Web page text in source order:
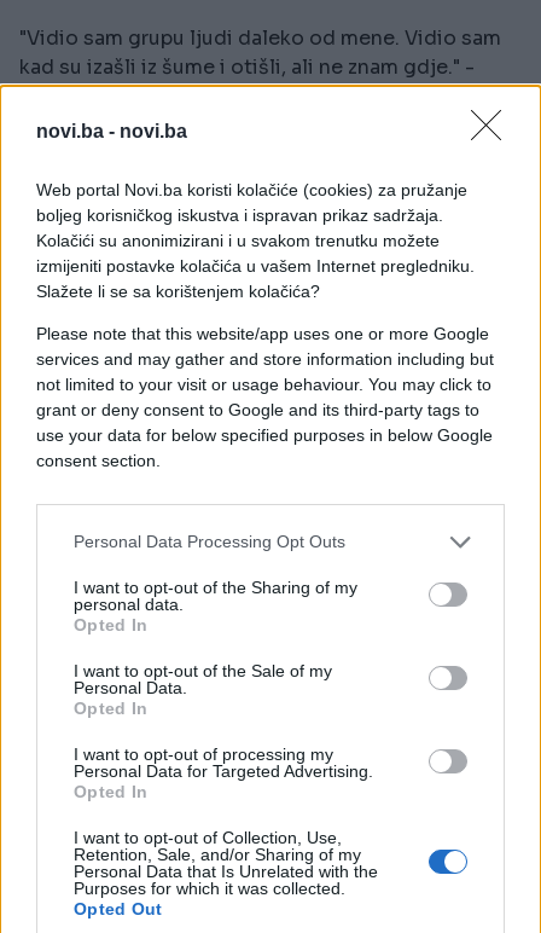
novi.ba - novi.ba
Web portal Novi.ba koristi kolačiće (cookies) za pružanje
boljeg korisničkog iskustva i ispravan prikaz sadržaja.
Kolačići su anonimizirani i u svakom trenutku možete
izmijeniti postavke kolačića u vašem Internet pregledniku.
Slažete li se sa korištenjem kolačića?
Please note that this website/app uses one or more Google
services and may gather and store information including but
not limited to your visit or usage behaviour. You may click to
grant or deny consent to Google and its third-party tags to
use your data for below specified purposes in below Google
consent section.
Personal Data Processing Opt Outs
I want to opt-out of the Sharing of my
personal data.
Opted In
I want to opt-out of the Sale of my
Personal Data.
Opted In
I want to opt-out of processing my
Personal Data for Targeted Advertising.
Opted In
I want to opt-out of Collection, Use,
Retention, Sale, and/or Sharing of my
Personal Data that Is Unrelated with the
Purposes for which it was collected.
Opted Out
"Vidio sam grupu ljudi daleko od mene. Vidio sam
kad su izašli iz šume i otišli, ali ne znam gdje." -
izjave u kojoj je svjedok kazao da su se ljudi koje je
govorili ‘ko hoće da ide ubijati’”. Svjedok je
odgovorio da je za vrijeme davanja te izjave bio
maltretiran. On je pojasnio i da je tokom
obezbjeđivanja puta čuo da neko spominje ubijanje,
ali da ne zna ko je to govorio jer je bila noć.
Odbrana je upitala svjedoka zašto je u jednoj izjavi
rekao da nije bio u Srebrenici, na šta je svjedok
odgovorio da je po povratku na Jahorinu čuo da je
zabranjeno pričati da se išlo na taj teren, a da mu je
prilikom davanja druge izjave istražilac Državne
agencije za istrage i zaštitu (SIPA) prijetio.
Suđenje će se nastaviti 10. novembra, saslušanjem
novog svjedoka Tužilaštva BiH, prenosi BINR